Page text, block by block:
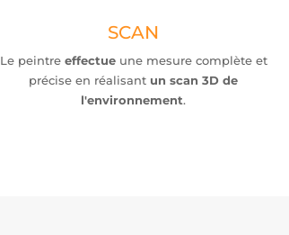
SCAN
Le peintre effectueune mesure complète et
précise en réalisant un scan 3D de
l'environnement.